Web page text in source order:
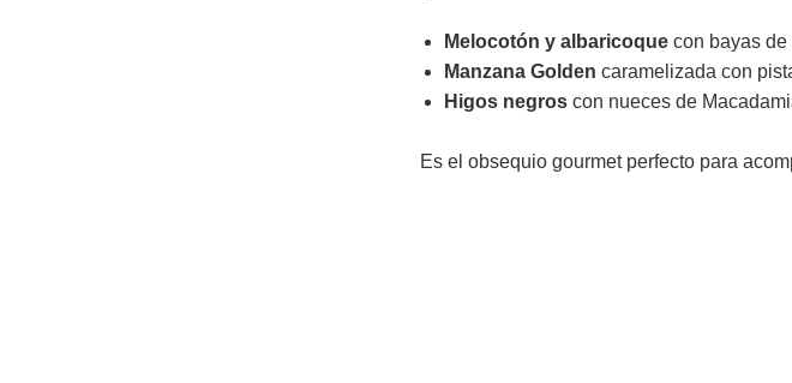
Melocotón y albaricoque con bayas
Manzana Golden caramelizada con
Higos negros con nueces de
Es el obsequio gourmet perfecto para